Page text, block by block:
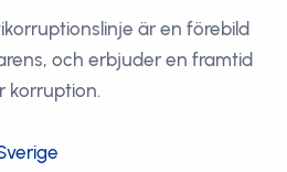
är en förebild
och erbjuder en framtid
korruption.